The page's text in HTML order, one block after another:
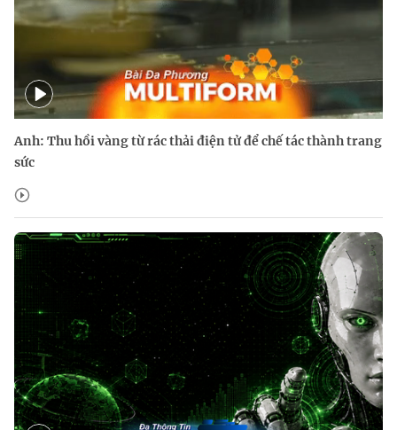
Anh: Thu hồi vàng từ rác thải điện tử để chế tác thành trang
sức